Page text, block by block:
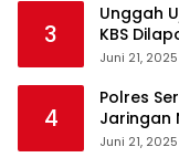
3
Unggah
KBS
Juni 21, 2025
4
Polres
Jaringan
Delivery
Juni 21, 2025